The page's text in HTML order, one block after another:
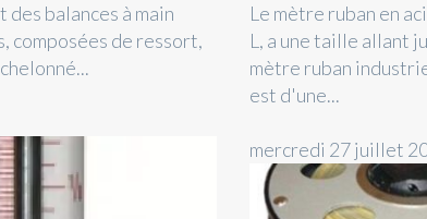
des balances à main
composées de ressort,
Le mètre ruban en
L, a une taille allant
mètre ruban
est d'une...
mercredi 27 juillet